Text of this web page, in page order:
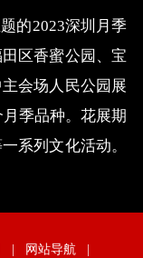
的2023深圳月季
区香蜜公园、宝
会场人民公园展
季品种。花展期
系列文化活动。
| 网站导航 |